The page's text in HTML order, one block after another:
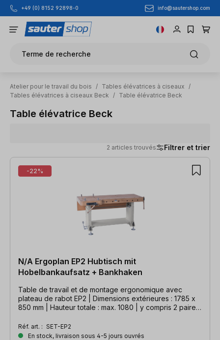
Passer au contenu principal
+49 (0) 8152 92898-0 info@sautershop.com
Terme de recherche
Atelier pour le travail du bois / Tables élévatrices à ciseaux
/
Tables élévatrices à ciseaux Beck
/ Table élévatrice Beck
Table élévatrice Beck
2 articles trouvés Filtrer et trier
2 articles trouvés
-22%
N/A Ergoplan EP2 Hubtisch mit
Hobelbankaufsatz + Bankhaken
Table de travail et de montage ergonomique avec
plateau de rabot EP2 | Dimensions extérieures : 1785 x
850 mm | Hauteur totale : max. 1080 | y compris 2 paires
Réf. art. : SET-EP2
En stock, livraison sous 4-5 jours ouvrés